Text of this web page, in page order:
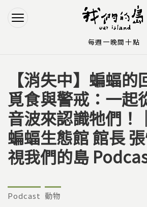
Jump to Navigation
Jump to Main
您在這裡
【消失中】蝙蝠的
覓食與警戒：一起
音波來認識牠們！
蝙蝠生態館 館長
視我們的島
Podcast 動物
每週一晚間十點